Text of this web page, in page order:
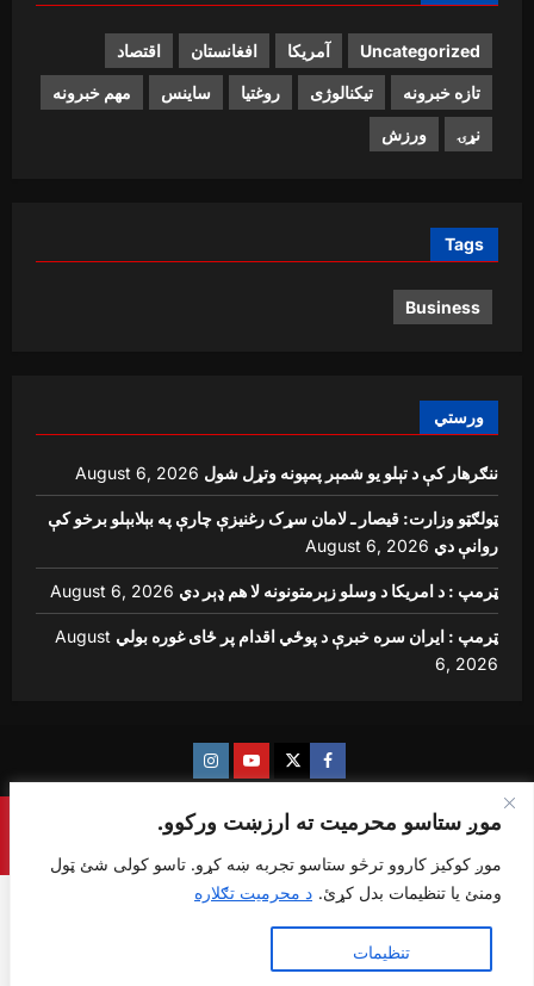
موږ ستاسو محرمیت ته ارزښت ورکوو.
موږ کوکیز کاروو ترڅو ستاسو تجربه ښه کړو. تاسو کولی شئ ټول
ومنئ یا تنظیمات بدل کړئ. د محرمیت تګلاره
تنظیمات
Uncategorized آمریکا افغانستان اقتصاد
تازه خبرونه تیکنالوژی روغتیا ساینس مهم خبرونه
نړۍ ورزش
Tags
Business
ورستي
ننګرهار کې د تېلو یو شمېر پمپونه وتړل شول August 6, 2026
ټولګټو وزارت: قیصار ـ لامان سړک رغنیزې چارې په بېلابېلو برخو کې
روانې دي August 6, 2026
ټرمپ : د امریکا د وسلو زېرمتونونه لا هم ډېر دي August 6, 2026
ټرمپ : ایران سره خبرې د پوځي اقدام پر ځای غوره بولي August
6, 2026
Facebook
Twitter
Youtube
Instagram
Copyright © {sharq news global} All rights reserved.|